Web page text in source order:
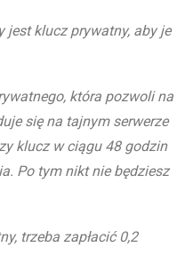
jest klucz prywatny, aby je
która pozwoli na
się na tajnym serwerze
klucz w ciągu 48 godzin
Po tym nikt nie będziesz
trzeba zapłacić 0,2